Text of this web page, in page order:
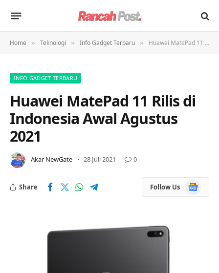
Home » Teknologi » Info Gadget Terbaru » Huawei MatePad 11 Rilis di Indonesia Awal Agustus 2021
INFO GADGET TERBARU
Huawei MatePad 11 Rilis di
Indonesia Awal Agustus
2021
Akar NewGate 28 Juli 2021 0
Share Follow Us
Google
News